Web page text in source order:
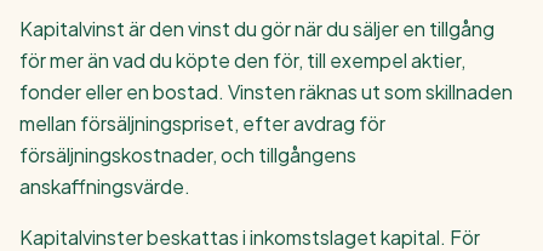
Kapitalvinst är den vinst du gör när du säljer en tillgång
för mer än vad du köpte den för, till exempel aktier,
fonder eller en bostad. Vinsten räknas ut som skillnaden
mellan försäljningspriset, efter avdrag för
försäljningskostnader, och tillgångens
anskaffningsvärde.
Kapitalvinster beskattas i inkomstslaget kapital. För